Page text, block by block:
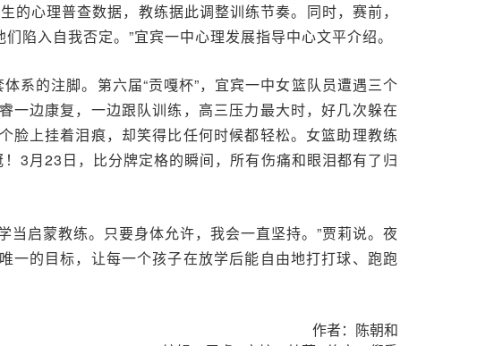
心理普查数据，教练据此调整训练节奏。同时，赛前，
陷入自我否定。”宜宾一中心理发展指导中心文平介绍。
系的注脚。第六届“贡嘎杯”，宜宾一中女篮队员遭遇三个
一边康复，一边跟队训练，高三压力最大时，好几次躲在
脸上挂着泪痕，却笑得比任何时候都轻松。女篮助理教练
3月23日，比分牌定格的瞬间，所有伤痛和眼泪都有了归
启蒙教练。只要身体允许，我会一直坚持。”贾莉说。夜
一的目标，让每一个孩子在放学后能自由地打打球、跑跑
作者：陈朝和